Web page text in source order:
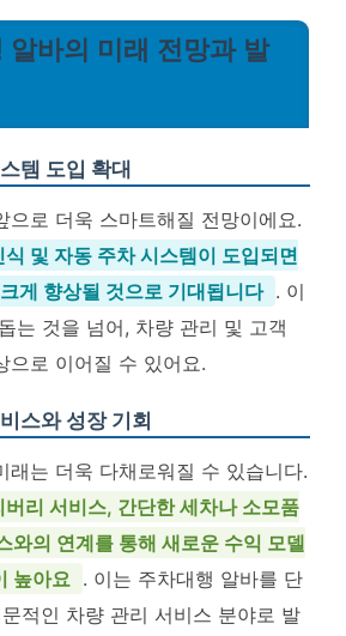
알바의 미래 전망과 발
템 도입 확대
으로 더욱 스마트해질 전망이에요.
및 자동 주차 시스템이 도입되면
게 향상될 것으로 기대됩니다 . 이
는 것을 넘어, 차량 관리 및 고객
으로 이어질 수 있어요.
스와 성장 기회
래는 더욱 다채로워질 수 있습니다.
버리 서비스, 간단한 세차나 소모품
와의 연계를 통해 새로운 수익 모델
높아요
. 이는 주차대행 알바를 단
적인 차량 관리 서비스 분야로 발